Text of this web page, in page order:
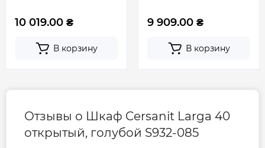
10 019.00 ₴
В корзину
9 909.00 ₴
В корзину
Отзывы о Шкаф Cersanit Larga 40
открытый, голубой S932-085